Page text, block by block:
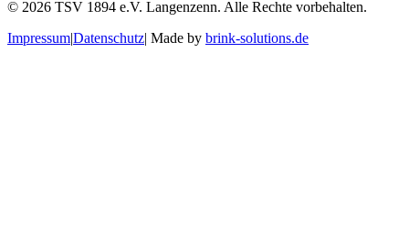
© 2026 TSV 1894 e.V. Langenzenn. Alle Rechte vorbehalten.
Impressum|Datenschutz| Made by brink-solutions.de